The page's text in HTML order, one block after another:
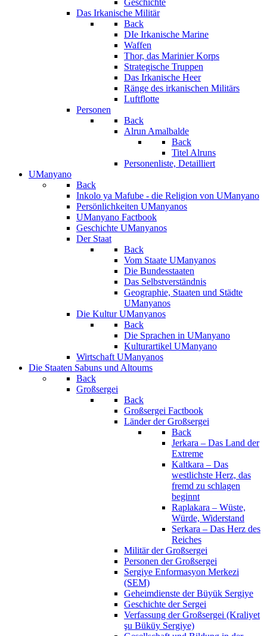
Geschichte
Das Irkanische Militär
Back
DIe Irkanische Marine
Waffen
Thor, das Marinier Korps
Strategische Truppen
Das Irkanische Heer
Ränge des irkanischen Militärs
Luftflotte
Personen
Back
Alrun Amalbalde
Back
Titel Alruns
Personenliste, Detailliert
UManyano
Back
Inkolo ya Mafube - die Religion von UManyano
Persönlichkeiten UManyanos
UManyano Factbook
Geschichte UManyanos
Der Staat
Back
Vom Staate UManyanos
Die Bundesstaaten
Das Selbstverständnis
Geographie, Staaten und Städte
UManyanos
Die Kultur UManyanos
Back
Die Sprachen in UManyano
Kulturartikel UManyano
Wirtschaft UManyanos
Die Staaten Sabuns und Altoums
Back
Großsergei
Back
Großsergei Factbook
Länder der Großsergei
Back
Jerkara – Das Land der
Extreme
Kaltkara – Das
westlichste Herz, das
fremd zu schlagen
beginnt
Raplakara – Wüste,
Würde, Widerstand
Serkara – Das Herz des
Reiches
Militär der Großsergei
Personen der Großsergei
Sergiye Enformasyon Merkezi
(SEM)
Geheimdienste der Büyük Sergiye
Geschichte der Sergei
Verfassung der Großsergei (Kraliyet
şu Büküy Sergiye)